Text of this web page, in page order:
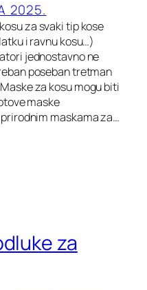
2025.
za svaki tip kose
i ravnu kosu…)
jednostavno ne
poseban tretman
za kosu mogu biti
maske
maskama za…
za